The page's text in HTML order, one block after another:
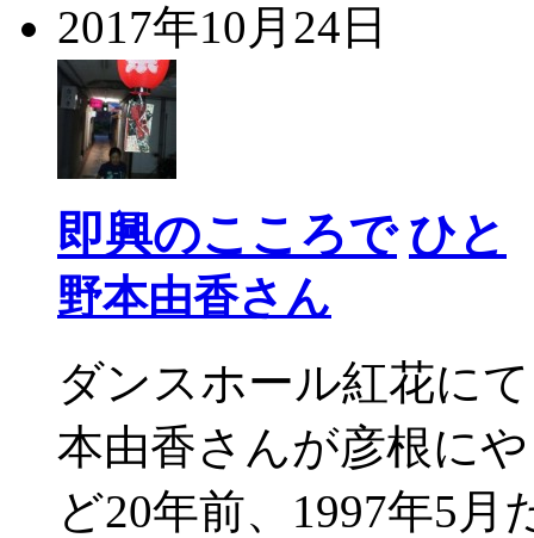
2017年10月24日
即興のこころで ひと
野本由香さん
ダンスホール紅花に
本由香さんが彦根に
ど20年前、1997年5